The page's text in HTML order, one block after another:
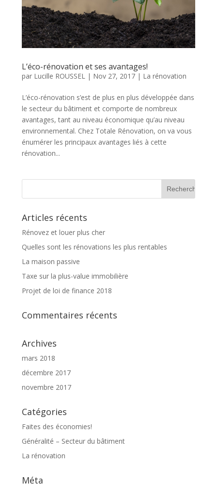
L’éco-rénovation et ses avantages!
par Lucille ROUSSEL| Nov 27, 2017| La rénovation
L’éco-rénovation s’est de plus en plus développée dans
le secteur du bâtiment et comporte de nombreux
avantages, tant au niveau économique qu’au niveau
environnemental. Chez Totale Rénovation, on va vous
énumérer les principaux avantages liés à cette
rénovation...
Articles récents
Rénovez et louer plus cher
Quelles sont les rénovations les plus rentables
La maison passive
Taxe sur la plus-value immobilière
Projet de loi de finance 2018
Commentaires récents
Archives
mars 2018
décembre 2017
novembre 2017
Catégories
Faites des économies!
Généralité – Secteur du bâtiment
La rénovation
Méta